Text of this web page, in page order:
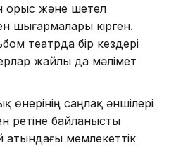
орыс және шетел
шығармалары кірген.
театрда бір кездері
жайлы да мәлімет
өнерінің саңлақ әншілері
ретіне байланысты
атындағы мемлекеттік